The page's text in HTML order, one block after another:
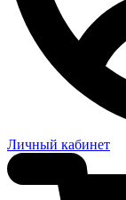
Личный кабинет